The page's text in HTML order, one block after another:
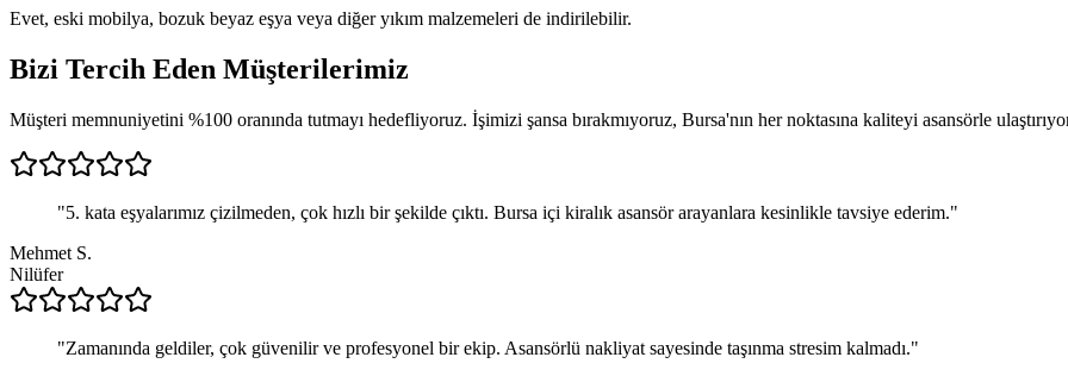
Evet, eski mobilya, bozuk beyaz eşya veya diğer yıkım malzemeleri de indirilebilir.
Bizi Tercih Eden Müşterilerimiz
Müşteri memnuniyetini %100 oranında tutmayı hedefliyoruz. İşimizi şansa bırakmıyoruz, Bursa'nın her noktasına kaliteyi asansörle
"5. kata eşyalarımız çizilmeden, çok hızlı bir şekilde çıktı. Bursa içi kiralık asansör arayanlara kesinlikle tavsiye ederim."
Mehmet S.
Nilüfer
"Zamanında geldiler, çok güvenilir ve profesyonel bir ekip. Asansörlü nakliyat sayesinde taşınma stresim kalmadı."